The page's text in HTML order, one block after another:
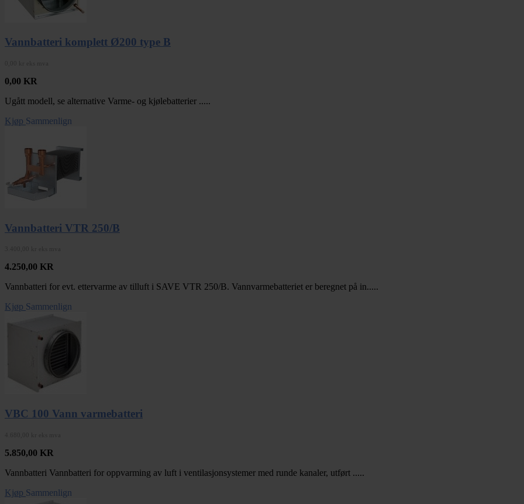
Vannbatteri komplett Ø200 type B
0,00 KR
Ugått modell, se alternative Varme- og kjølebatterier .....
Kjøp Sammenlign
Vannbatteri VTR 250/B
4.250,00 KR
Vannbatteri for evt. ettervarme av tilluft i SAVE VTR 250/B. Vannvarmebatteriet er beregnet på in.....
Kjøp Sammenlign
VBC 100 Vann varmebatteri
5.850,00 KR
Vannbatteri Vannbatteri for oppvarming av luft i ventilasjonsystemer med runde kanaler, utført .....
Kjøp Sammenlign